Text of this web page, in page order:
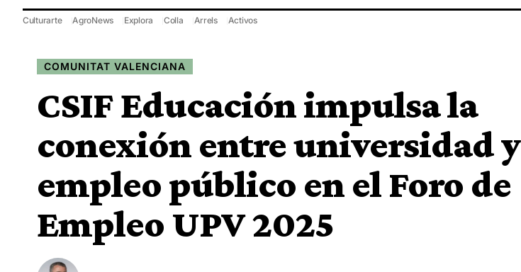
Culturarte AgroNews Explora Colla Arrels Activos
COMUNITAT VALENCIANA
CSIF Educación impulsa la
conexión entre universidad y
empleo público en el Foro de
Empleo UPV 2025